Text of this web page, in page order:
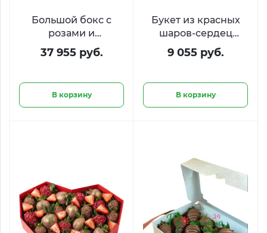
Большой бокс с
розами и
шоколадом Киндер
«Остров желаний»
37 955 руб.
В корзину
Букет из красных
шаров-сердец
«Легкость чувств»
9 055 руб.
В корзину